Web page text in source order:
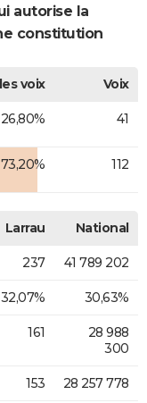
autorise la
constitution
voix
Voix
26,80% 41
73,20% 112
Larrau National
237 41 789 202
32,07% 30,63%
161
28 988
300
153 28 257 778